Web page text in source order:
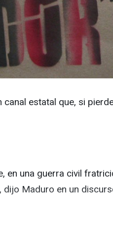
estatal que, si
en una guerra civil
Maduro en un